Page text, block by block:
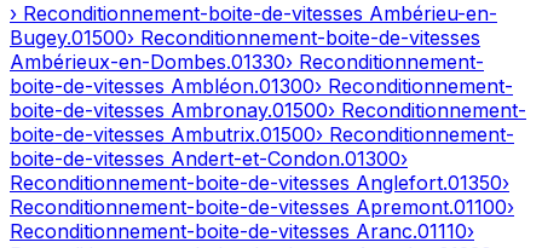
› Reconditionnement-boite-de-vitesses Ambérieu-en-
Bugey.01500› Reconditionnement-boite-de-vitesses
Ambérieux-en-Dombes.01330› Reconditionnement-
boite-de-vitesses Ambléon.01300› Reconditionnement-
boite-de-vitesses Ambronay.01500› Reconditionnement-
boite-de-vitesses Ambutrix.01500› Reconditionnement-
boite-de-vitesses Andert-et-Condon.01300›
Reconditionnement-boite-de-vitesses Anglefort.01350›
Reconditionnement-boite-de-vitesses Apremont.01100›
Reconditionnement-boite-de-vitesses Aranc.01110›